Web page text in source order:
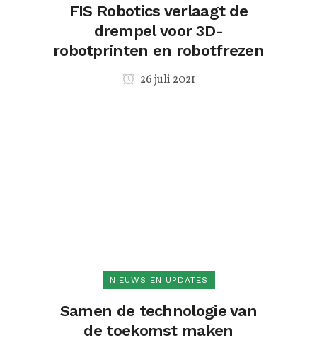
FIS Robotics verlaagt de
drempel voor 3D-
robotprinten en robotfrezen
26 juli 2021
NIEUWS EN UPDATES
Samen de technologie van
de toekomst maken